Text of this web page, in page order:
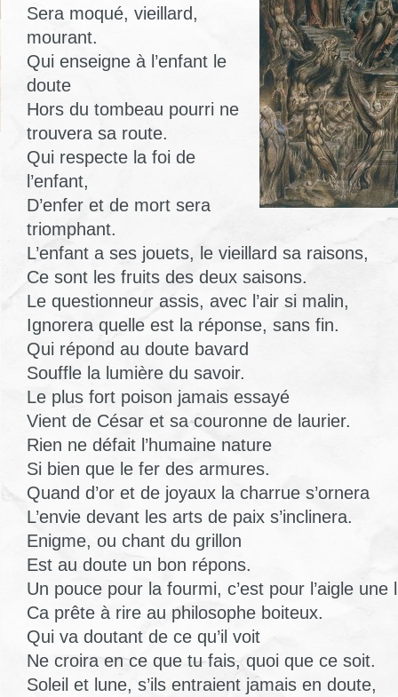
Sera moqué, vieillard,
mourant.
Qui enseigne à l’enfant le
doute
Hors du tombeau pourri ne
trouvera sa route.
Qui respecte la foi de
l’enfant,
D’enfer et de mort sera
triomphant.
L’enfant a ses jouets, le vieillard sa raisons,
Ce sont les fruits des deux saisons.
Le questionneur assis, avec l’air si malin,
Ignorera quelle est la réponse, sans fin.
Qui répond au doute bavard
Souffle la lumière du savoir.
Le plus fort poison jamais essayé
Vient de César et sa couronne de laurier.
Rien ne défait l’humaine nature
Si bien que le fer des armures.
Quand d’or et de joyaux la charrue s’ornera
L’envie devant les arts de paix s’inclinera.
Enigme, ou chant du grillon
Est au doute un bon répons.
Un pouce pour la fourmi, c’est pour l’aigle une
Ca prête à rire au philosophe boiteux.
Qui va doutant de ce qu’il voit
Ne croira en ce que tu fais, quoi que ce soit.
Soleil et lune, s’ils entraient jamais en doute,